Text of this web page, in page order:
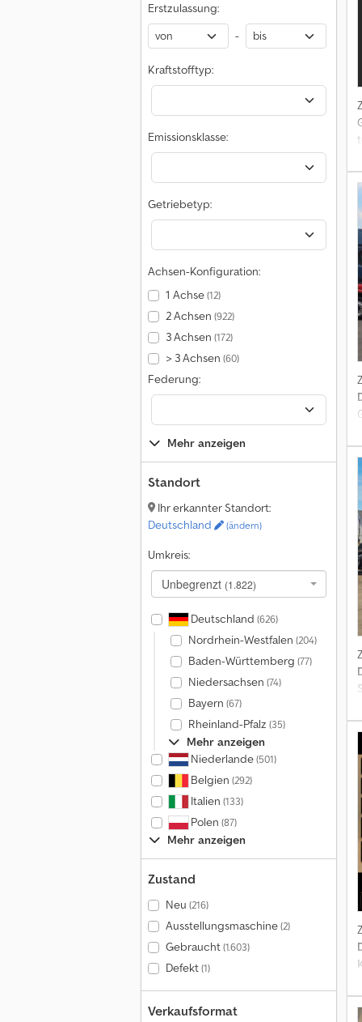
Erstzulassung:
-
Kraftstofftyp:
Emissionsklasse:
Getriebetyp:
Achsen-Konfiguration:
1 Achse(12)
2 Achsen (922)
3 Achsen (172)
> 3 Achsen (60)
Federung:
Mehr anzeigen
Standort
Ihr erkannter Standort:
Deutschland
(ändern)
Umkreis:
Unbegrenzt (1.822)
Deutschland (626)
Nordrhein-Westfalen (204)
Baden-Württemberg (77)
Niedersachsen (74)
Bayern (67)
Rheinland-Pfalz (35)
Mehr anzeigen
Niederlande(501)
Belgien (292)
Italien (133)
Polen (87)
Mehr anzeigen
Zustand
Neu (216)
Ausstellungsmaschine(2)
Gebraucht(1.603)
Defekt(1)
Verkaufsformat